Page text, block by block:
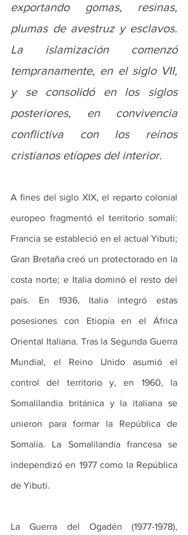
exportando gomas, resinas,
plumas de avestruz y esclavos.
La islamización comenzó
tempranamente, en el siglo VII,
y se consolidó en los siglos
posteriores, en convivencia
conflictiva con los reinos
cristianos etíopes del interior.
A fines del siglo XIX, el reparto colonial
europeo fragmentó el territorio somalí:
Francia se estableció en el actual Yibuti;
Gran Bretaña creó un protectorado en la
costa norte; e Italia dominó el resto del
país. En 1936, Italia integró estas
posesiones con Etiopía en el África
Oriental Italiana. Tras la Segunda Guerra
Mundial, el Reino Unido asumió el
control del territorio y, en 1960, la
Somalilandia británica y la italiana se
unieron para formar la República de
Somalía. La Somalilandia francesa se
independizó en 1977 como la República
de Yibuti.
La Guerra del Ogadén (1977-1978),